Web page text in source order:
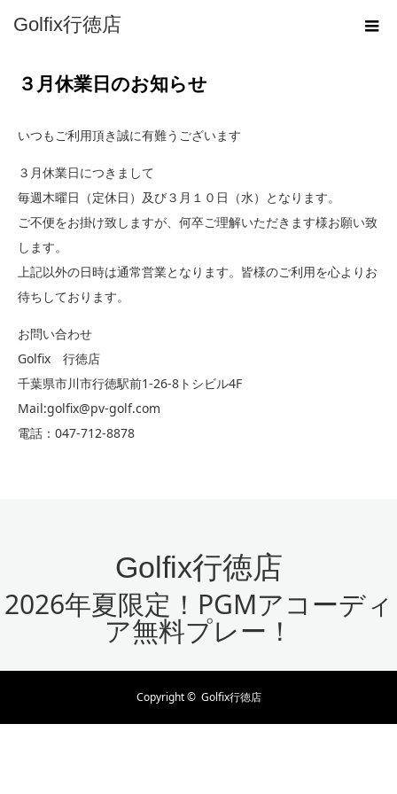
Golfix行徳店
お知らせ
３月休業日のお知らせ
いつもご利用頂き誠に有難うございます
３月休業日につきまして
毎週木曜日（定休日）及び３月１０日（水）となります。
ご不便をお掛け致しますが、何卒ご理解いただきます様お願い致
します。
上記以外の日時は通常営業となります。皆様のご利用を心よりお
待ちしております。
お問い合わせ
Golfix 行徳店
千葉県市川市行徳駅前1-26-8トシビル4F
Mail:golfix@pv-golf.com
電話：047-712-8878
Golfix行徳店
2026年夏限定！PGMアコーディ
ア無料プレー！
Copyright © Golfix行徳店